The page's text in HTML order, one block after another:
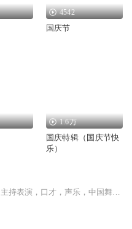
4542
国庆节
1.6万
国庆特辑（国庆节快
乐）